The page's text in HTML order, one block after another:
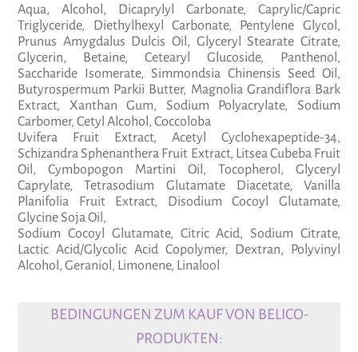
Aqua, Alcohol, Dicaprylyl Carbonate, Caprylic/Capric
Triglyceride, Diethylhexyl Carbonate, Pentylene Glycol,
Prunus Amygdalus Dulcis Oil, Glyceryl Stearate Citrate,
Glycerin, Betaine, Cetearyl Glucoside, Panthenol,
Saccharide Isomerate, Simmondsia Chinensis Seed Oil,
Butyrospermum Parkii Butter, Magnolia Grandiflora Bark
Extract, Xanthan Gum, Sodium Polyacrylate, Sodium
Carbomer, Cetyl Alcohol, Coccoloba
Uvifera Fruit Extract, Acetyl Cyclohexapeptide-34,
Schizandra Sphenanthera Fruit Extract, Litsea Cubeba Fruit
Oil, Cymbopogon Martini Oil, Tocopherol, Glyceryl
Caprylate, Tetrasodium Glutamate Diacetate, Vanilla
Planifolia Fruit Extract, Disodium Cocoyl Glutamate,
Glycine Soja Oil,
Sodium Cocoyl Glutamate, Citric Acid, Sodium Citrate,
Lactic Acid/Glycolic Acid Copolymer, Dextran, Polyvinyl
Alcohol, Geraniol, Limonene, Linalool
BEDINGUNGEN ZUM KAUF VON BELICO-
PRODUKTEN: